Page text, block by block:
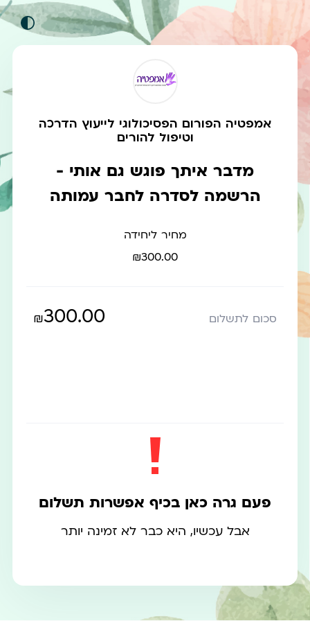
אמפטיה הפורום הפסיכולוגי לייעוץ הדרכה
וטיפול להורים
מדבר איתך פוגש גם אותי -
הרשמה לסדרה לחבר עמותה
מחיר ליחידה
₪300.00
סכום לתשלום ₪300.00
פעם גרה כאן בכיף אפשרות תשלום
אבל עכשיו, היא כבר לא זמינה יותר